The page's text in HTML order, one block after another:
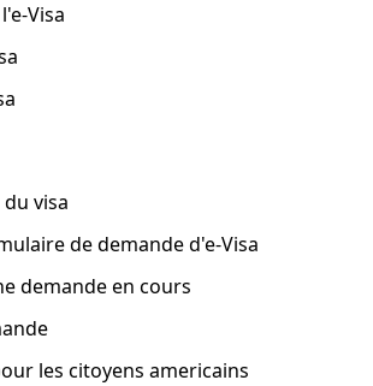
Visa
visa
de demande d'e-Visa
demande en cours
les citoyens americains